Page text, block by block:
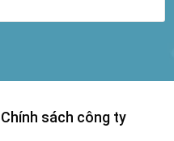
Chính sách công ty